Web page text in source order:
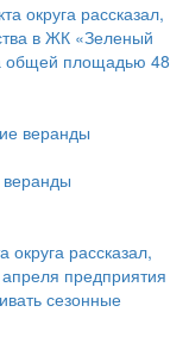
округа рассказал,
в ЖК «Зеленый
общей площадью 48
рассказал,
предприятия
сезонные